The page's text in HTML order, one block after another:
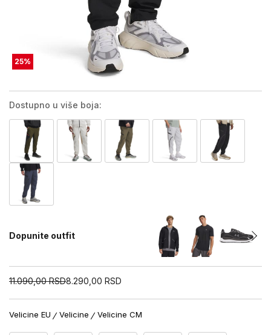
25%
Dostupno u više boja:
Dopunite outfit
11.090,00 RSD8.290,00 RSD
Velicine EU Velicine Velicine CM